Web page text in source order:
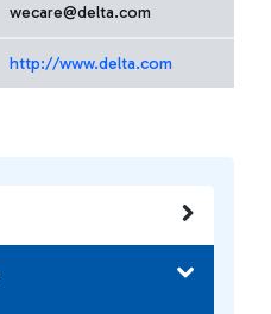
wecare@delta.com
http://www.delta.com